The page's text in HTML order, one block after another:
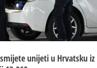
unijeti u Hrvatsku iz